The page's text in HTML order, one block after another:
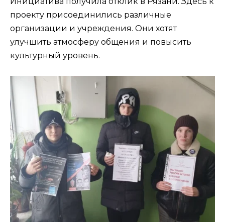
проекту присоединились различные
организации и учреждения. Они хотят
улучшить атмосферу общения и повысить
культурный уровень.